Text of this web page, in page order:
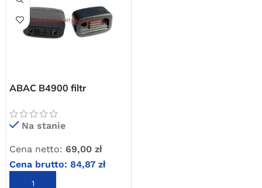
ABAC B4900 filtr
Na stanie
Cena netto: 69,00 zł
Cena brutto: 84,87 zł
DODAJ DO KOSZYKA